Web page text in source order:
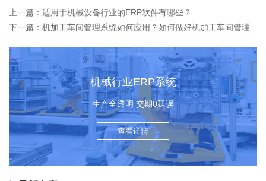
上一篇：适用于机械设备行业的ERP软件有哪些？
下一篇：机加工车间管理系统如何应用？如何做好机加工车间管理
机械行业ERP系统
生产全透明 交期0延误
查看详情